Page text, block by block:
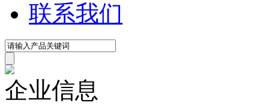
联系我们
企业信息